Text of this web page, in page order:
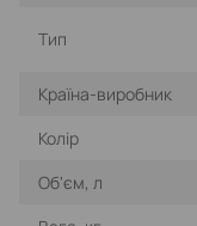
Тип
Країна-виробник
Колір
Об'єм, л